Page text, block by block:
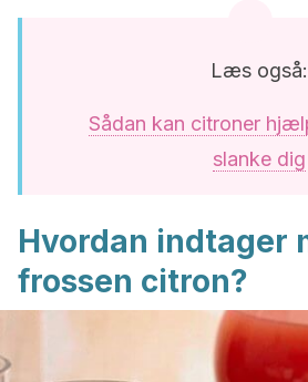
Læs også:
Sådan kan citroner
slanke dig
Hvordan indtager
frossen citron?